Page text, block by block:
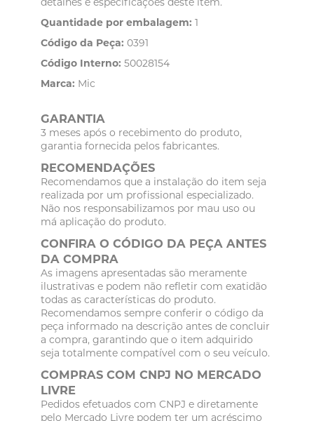
Quantidade por embalagem: 1
Código da Peça: 0391
Código Interno: 50028154
Marca: Mic
GARANTIA
3 meses após o recebimento do produto,
garantia fornecida pelos fabricantes.
RECOMENDAÇÕES
Recomendamos que a instalação do item seja
realizada por um profissional especializado.
Não nos responsabilizamos por mau uso ou
má aplicação do produto.
CONFIRA O CÓDIGO DA PEÇA ANTES
DA COMPRA
As imagens apresentadas são meramente
ilustrativas e podem não refletir com exatidão
todas as características do produto.
Recomendamos sempre conferir o código da
peça informado na descrição antes de concluir
a compra, garantindo que o item adquirido
seja totalmente compatível com o seu veículo.
COMPRAS COM CNPJ NO MERCADO
LIVRE
Pedidos efetuados com CNPJ e diretamente
pelo Mercado Livre podem ter um acréscimo